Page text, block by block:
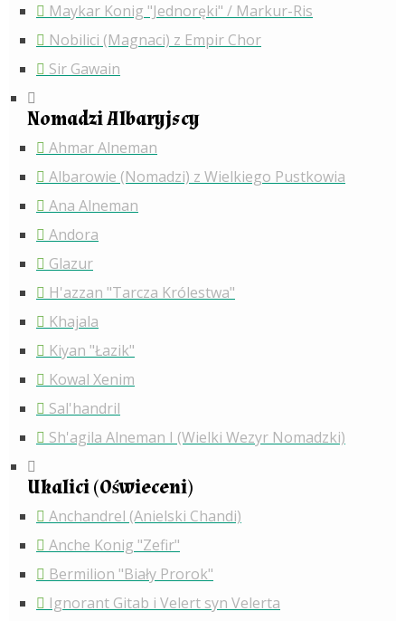
Maykar Konig "Jednoręki" / Markur-Ris
Nobilici (Magnaci) z Empir Chor
Sir Gawain
Nomadzi Albaryjscy
Ahmar Alneman
Albarowie (Nomadzi) z Wielkiego Pustkowia
Ana Alneman
Andora
Glazur
H'azzan "Tarcza Królestwa"
Khajala
Kiyan "Łazik"
Kowal Xenim
Sal'handril
Sh'agila Alneman I (Wielki Wezyr Nomadzki)
Ukalici (Oświeceni)
Anchandrel (Anielski Chandi)
Anche Konig "Zefir"
Bermilion "Biały Prorok"
Ignorant Gitab i Velert syn Velerta